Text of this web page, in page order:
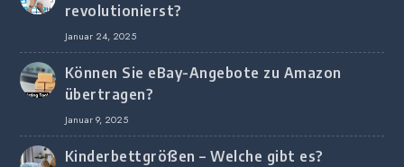
revolutionierst?
Januar 24, 2025
Können Sie eBay-Angebote zu Amazon
übertragen?
Januar 9, 2025
Kinderbettgrößen – Welche gibt es?